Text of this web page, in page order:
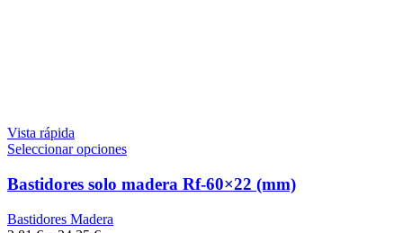
Vista rápida
Seleccionar opciones
Bastidores solo madera Rf-60×22 (mm)
Bastidores Madera